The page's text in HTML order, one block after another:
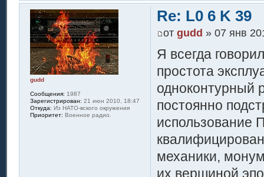
Re: L0 6 K 39
от gudd » 07 янв
Я всегда
простота
одноконтурный
постоянно
использование
механики,
их вершиной
gudd
Сообщения: 1987
Зарегистрирован: 21 июн 2010, 18:47
Откуда: Из НАТО-вского окружения
Приоритет: Военное радио.